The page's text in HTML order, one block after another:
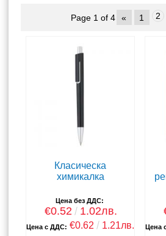
Page 1 of 4 « 1 2
Класическа
химикалка
Цена без ДДС:
€0.52 1.02лв.
Цена с ДДС: €0.62 1.21лв. Цена